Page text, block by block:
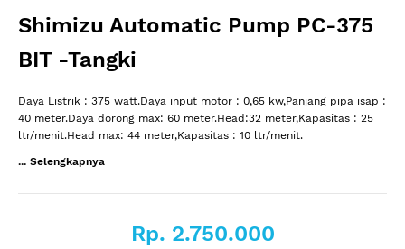
Shimizu Automatic Pump PC-375
BIT -Tangki
Daya Listrik : 375 watt.Daya input motor : 0,65 kw,Panjang pipa isap :
40 meter.Daya dorong max: 60 meter.Head:32 meter,Kapasitas : 25
ltr/menit.Head max: 44 meter,Kapasitas : 10 ltr/menit.
... Selengkapnya
Rp. 2.750.000